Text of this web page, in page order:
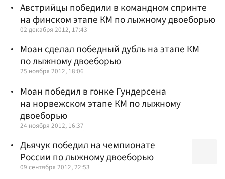
Австрийцы победили в командном спринте
на финском этапе КМ по лыжному двоеборью
02 декабря 2012, 17:43
Моан сделал победный дубль на этапе КМ
по лыжному двоеборью
25 ноября 2012, 18:06
Моан победил в гонке Гундерсена
на норвежском этапе КМ по лыжному
двоеборью
24 ноября 2012, 16:37
Дьячук победил на чемпионате
России по лыжному двоеборью
09 сентября 2012, 22:53